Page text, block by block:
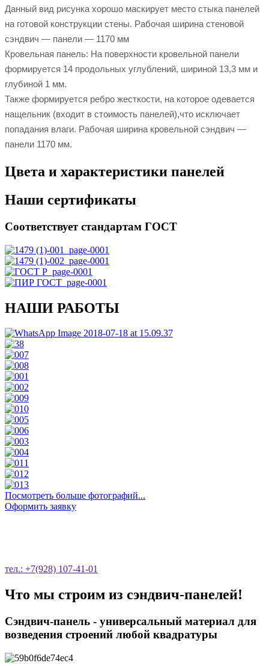
Данный вид рисунка хорошо маскирует место стыка панелей
на готовой конструкции стены. Рабочая ширина стеновой
сэндвич — панели — 1170 мм
Кровельная панель: На поверхности кровельной панели
формируется 14 продольных углублений, шириной 13,3 мм и
глубиной 1 мм.
Также формируется ребро жесткости, на которое одевается
нащельник (входит в стоимость панелей),что исключает
попадания влаги. Рабочая ширина кровельной сэндвич —
панели 1170 мм.
Цвета и характеристики панелей
Наши сертификаты
Соответствует стандартам ГОСТ
НАШИ РАБОТЫ
Посмотреть больше фотографий...
Оформить заявку
тел.: +7(928) 107-41-01
Что мы строим из сэндвич-панелей!
Сэндвич-панель - универсальный материал для
возведения строений любой квадратуры